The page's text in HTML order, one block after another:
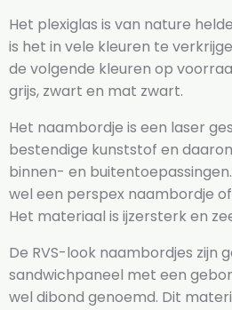
Het plexiglas is van nature
is het in vele kleuren te
de volgende kleuren op
grijs, zwart en mat zwart.
Het naambordje is een laser
bestendige kunststof en
binnen- en
wel een perspex naambordje
Het materiaal is ijzersterk en
De RVS-look naambordjes zijn
sandwichpaneel met een
wel dibond genoemd. Dit